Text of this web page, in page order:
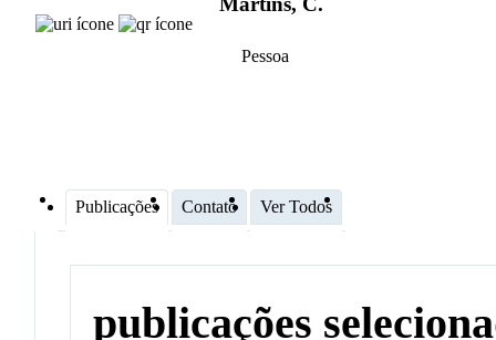
Pessoa
Publicações Contato Ver Todos
publicações